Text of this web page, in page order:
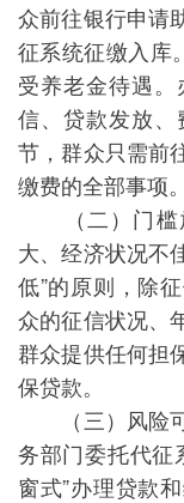
众前往银行申请
征系统征缴入库
受养老金待遇
信、贷款发放
节，群众只需前
缴费的全部事项。
（二）门槛
大、经济状况不
低”的原则，除
众的征信状况、
群众提供任何担
保贷款。
（三）风险可
务部门委托代征
窗式”办理贷款